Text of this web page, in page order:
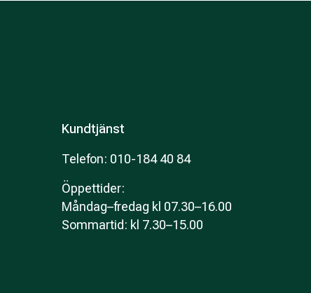
Kundtjänst
Telefon: 010-184 40 84
Öppettider:
Måndag–fredag kl 07.30–16.00
Sommartid: kl 7.30–15.00